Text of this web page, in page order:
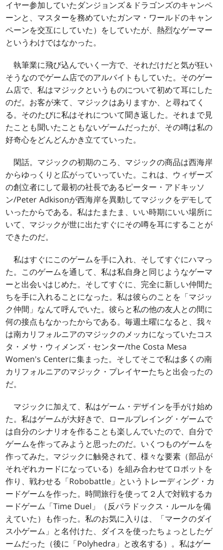
イヤー参加していたダンジョンズ＆ドラゴンズのキャンペ
ーンと、マスターを務めていたガンマ・ワールドのキャン
ペーンを交互にしていた）をしていたが、熱烈なゲーマー
というわけではなかった。
執筆業に飛び込んでいく一方で、それだけだと気が狂い
そうなのでゲーム店でのアルバイトもしていた。そのゲー
ム店で、私はマジックというものについて初めて耳にした
のだ。お客が来て、マジックはありますか、と尋ねてく
る。そのたびに私はそれについて聞き返した。それまで見
たことも聞いたこともないゲームだったが、その噂は私の
好奇心をどんどんかき立てていった。
閑話。マジックの初期のころ、マジックの商品は西海岸
からゆっくりと広がっていっていた。これは、ウィザーズ
の創立者にして最初の社長であるピーター・アドキッソ
ン/Peter Adkisonが西海岸を異動してマジックをデモして
いったからである。私はたまたま、いい時期にいい場所に
いて、マジックが世に出たすぐにその噂を耳にすることが
できたのだ。
私はすぐにこのゲームを手に入れ、そしてすぐにハマっ
た。このゲームを通して、私は私自身と同じようなゲーマ
ーと出会いはじめた。そしてすぐに、完全に新しい仲間た
ちを手に入れることになった。私は彼らのことを「マジッ
ク仲間」なんて呼んでいた。彼らと私の他の友人との間に
何の接点もなかったからである。毎週土曜になると、我々
は南カリフォルニアのマジックのメッカになっていたコス
タ・メサ・ウィメンズ・センター/the Costa Mesa
Women's Centerに集まった。そしてそこで私は多くの南
カリフォルニアのマジック・プレイヤーたちと出会ったの
だ。
マジックに加えて、私はゲーム・デザインを手がけ始め
た。私はゲームが大好きで、ロールプレイング・ゲームで
は自分のシナリオを作ることも楽しんでいたので、自分で
ゲームを作ってみようと思ったのだ。いくつものゲームを
作ってみた。マジックに触発されて、様々な要素（部品が
それぞれカードになっている）を組み合わせてロボットを
作り、戦わせる「Robobattle」というトレーディング・カ
ードゲームを作った。時間旅行を使って２人で対戦するカ
ードゲーム「Time Duel」（反パラドックス・ルールを備
えていた）も作った。私のお気に入りは、「マークのダイ
ス小ゲーム」と名付けた、ダイスを使ったちょっとしたゲ
ームだった（後に「Polyhedra」と改名する）。私はゲー